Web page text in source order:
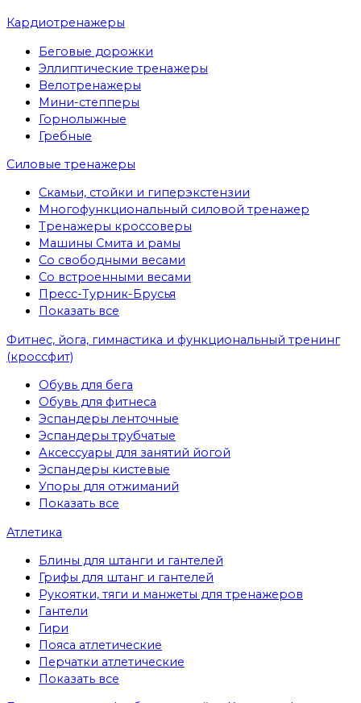
Кардиотренажеры
Беговые дорожки
Эллиптические тренажеры
Велотренажеры
Мини-степперы
Горнолыжные
Гребные
Cиловые тренажеры
Скамьи, стойки и гиперэкстензии
Многофункциональный силовой тренажер
Тренажеры кроссоверы
Машины Смита и рамы
Со свободными весами
Со встроенными весами
Пресс-Турник-Брусья
Показать все
Фитнес, йога, гимнастика и функциональный тренинг
(кроссфит)
Обувь для бега
Обувь для фитнеса
Эспандеры ленточные
Эспандеры трубчатые
Аксессуары для занятий йогой
Эспандеры кистевые
Упоры для отжиманий
Показать все
Атлетика
Блины для штанги и гантелей
Грифы для штанг и гантелей
Рукоятки, тяги и манжеты для тренажеров
Гантели
Гири
Пояса атлетические
Перчатки атлетические
Показать все